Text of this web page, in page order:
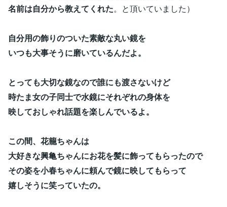
名前は自分から教えてくれた。と頂いていました）
自分用の飾りのついた素敵な丸い鏡を
いつも大事そうに磨いているんだよ。
とっても大切な鏡なので誰にも渡さないけど
時たま女の子同士で水鏡にそれぞれの身体を
映しておしゃれ話題を楽しんでいるよ。
この間、花籠ちゃんは
大好きな興亀ちゃんにお花を髪に飾ってもらったので
その姿を小春ちゃんに頼んで鏡に映してもらって
嬉しそうに笑っていたの。